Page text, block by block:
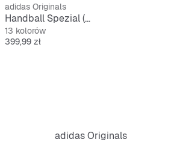
jako modny kolor
adidas Originals
Handball Spezial (GS)
13 kolorów
Cena
399,99 zł
adidas Originals